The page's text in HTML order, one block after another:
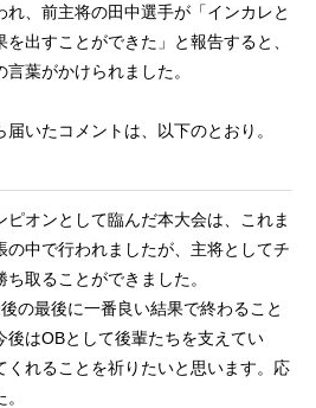
、前主将の田中選手が「インカレと
出すことができた」と報告すると、
葉がかけられました。
いたコメントは、以下のとおり。
オンとして臨んだ本大会は、これま
の中で行われましたが、主将としてチ
取ることができました。
の最後に一番良い結果で終わること
後はOBとして後輩たちを支えてい
くれることを祈りたいと思います。応